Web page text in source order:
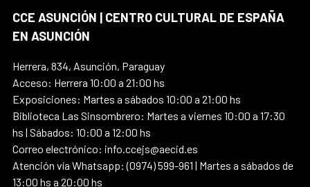
CCE ASUNCIÓN | CENTRO CULTURAL DE ESPAÑA
EN ASUNCIÓN
Herrera, 834, Asunción, Paraguay
Acceso: Herrera 10:00 a 21:00 hs
Exposiciones: Martes a sábados 10:00 a 21:00 hs
Biblioteca Las Sinsombrero: Martes a viernes 10:00 a 17:30
hs | Sábados: 10:00 a 12:00 hs
Correo electrónico: info.ccejs@aecid.es
Atención vía Whatsapp: (0974) 599-961 | Martes a sábados de
13:00 hs a 20:00 hs